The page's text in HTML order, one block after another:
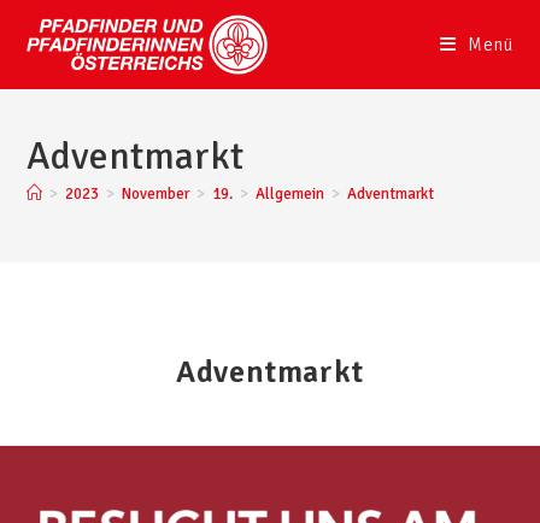
Menü
Adventmarkt
> 2023 > November > 19. > Allgemein > Adventmarkt
Adventmarkt